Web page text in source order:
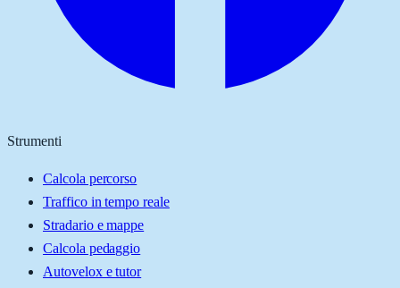
Strumenti
Calcola percorso
Traffico in tempo reale
Stradario e mappe
Calcola pedaggio
Autovelox e tutor